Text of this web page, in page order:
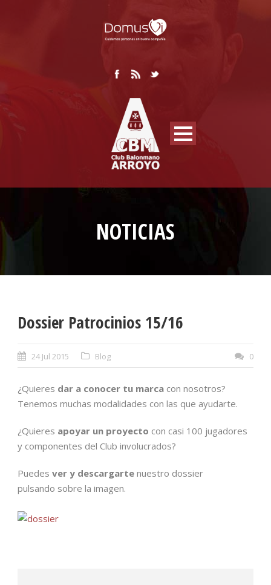
NOTICIAS
Dossier Patrocinios 15/16
24 Jul 2015 Blog 0
¿Quieres dar a conocer tu marca con nosotros?
Tenemos muchas modalidades con las que ayudarte.
¿Quieres apoyar un proyecto con casi 100 jugadores
y componentes del Club involucrados?
Puedes ver y descargarte nuestro dossier
pulsando sobre la imagen.